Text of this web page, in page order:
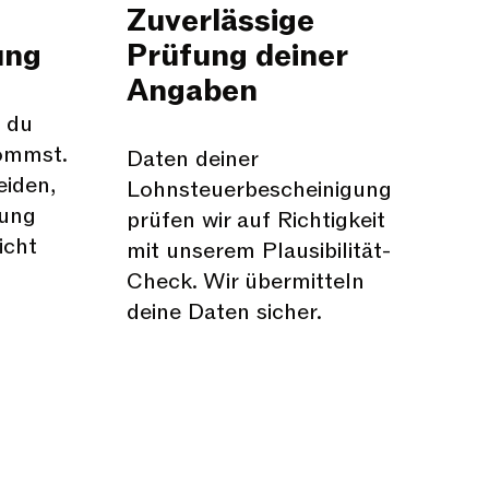
du
Zuverlässige
Prüfung​ deiner
Angaben
Daten deiner
Lohnsteuerbescheinigung
prüfen wir auf Richtigkeit
mit unserem Plausibilität-
Check. Wir übermitteln
deine Daten sicher.